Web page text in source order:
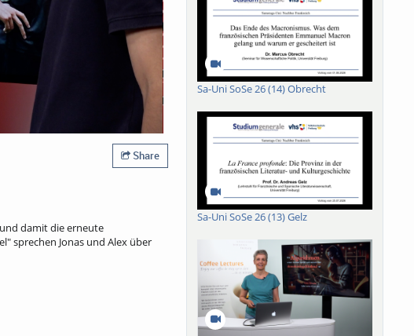
Share
damit die erneute
sprechen Jonas und Alex über
Sa-Uni SoSe 26 (14) Obrecht
Sa-Uni SoSe 26 (13) Gelz